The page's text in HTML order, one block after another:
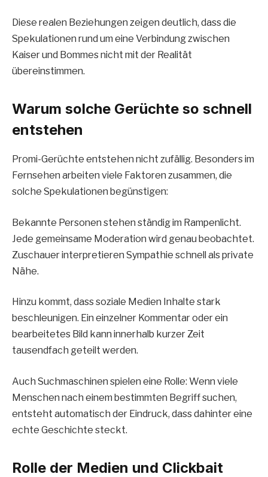
Diese realen Beziehungen zeigen deutlich, dass die
Spekulationen rund um eine Verbindung zwischen
Kaiser und Bommes nicht mit der Realität
übereinstimmen.
Warum solche Gerüchte so schnell
entstehen
Promi-Gerüchte entstehen nicht zufällig. Besonders im
Fernsehen arbeiten viele Faktoren zusammen, die
solche Spekulationen begünstigen:
Bekannte Personen stehen ständig im Rampenlicht.
Jede gemeinsame Moderation wird genau beobachtet.
Zuschauer interpretieren Sympathie schnell als private
Nähe.
Hinzu kommt, dass soziale Medien Inhalte stark
beschleunigen. Ein einzelner Kommentar oder ein
bearbeitetes Bild kann innerhalb kurzer Zeit
tausendfach geteilt werden.
Auch Suchmaschinen spielen eine Rolle: Wenn viele
Menschen nach einem bestimmten Begriff suchen,
entsteht automatisch der Eindruck, dass dahinter eine
echte Geschichte steckt.
Rolle der Medien und Clickbait